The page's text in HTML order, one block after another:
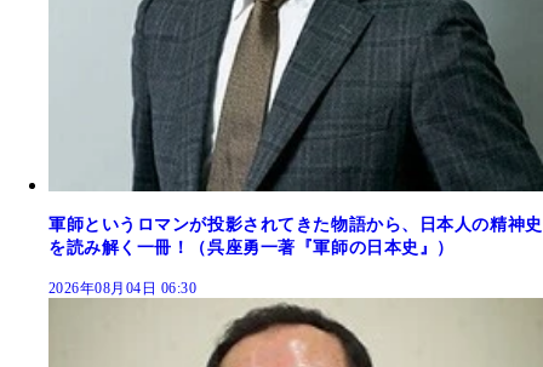
軍師というロマンが投影されてきた物語から、日本人の精神史
を読み解く一冊！（呉座勇一著『軍師の日本史』）
2026年08月04日 06:30